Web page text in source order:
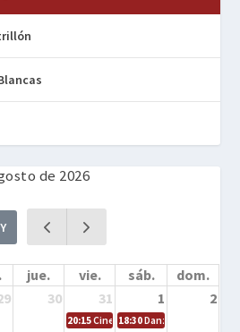
de 2026
jue. vie. sáb.
dom.
30 31 1 2
20:15Cine en la calle – Cómo
18:30Danza – Cita en el